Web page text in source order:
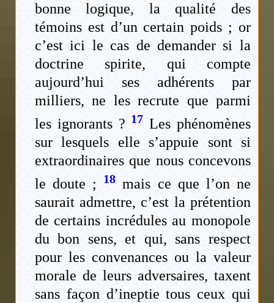
bonne logique, la qualité des
témoins est d’un certain poids ; or
c’est ici le cas de demander si la
doctrine spirite, qui compte
aujourd’hui ses adhérents par
milliers, ne les recrute que parmi
les ignorants ? 17 Les phénomènes
sur lesquels elle s’appuie sont si
extraordinaires que nous concevons
le doute ;
18 mais ce que l’on ne
saurait admettre, c’est la prétention
de certains incrédules au monopole
du bon sens, et qui, sans respect
pour les convenances ou la valeur
morale de leurs adversaires, taxent
sans façon d’ineptie tous ceux qui